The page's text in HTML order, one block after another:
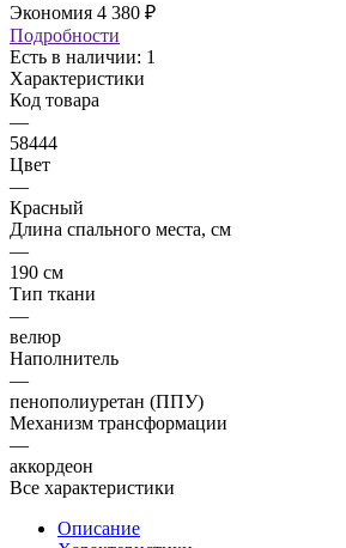
Экономия 4 380 ₽
Подробности
Есть в наличии: 1
Характеристики
Код товара
—
58444
Цвет
—
Красный
Длина спального места, см
—
190 см
Тип ткани
—
велюр
Наполнитель
—
пенополиуретан (ППУ)
Механизм трансформации
—
аккордеон
Все характеристики
Описание